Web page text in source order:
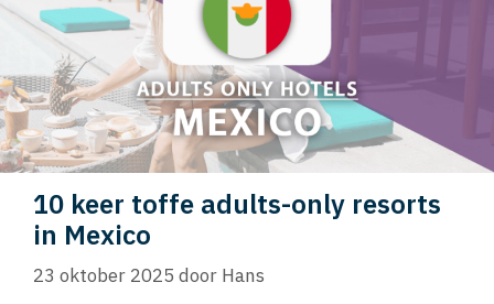
10 keer toffe adults-only resorts
in Mexico
23 oktober 2025 door Hans